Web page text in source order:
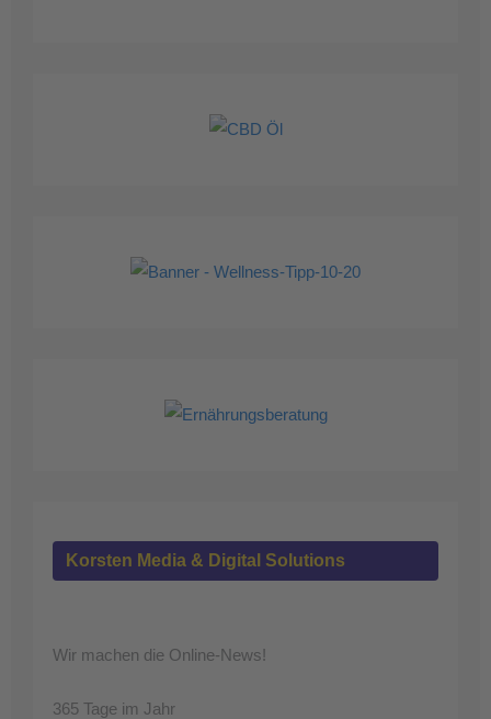
Korsten Media & Digital Solutions
Wir machen die Online-News!
365 Tage im Jahr